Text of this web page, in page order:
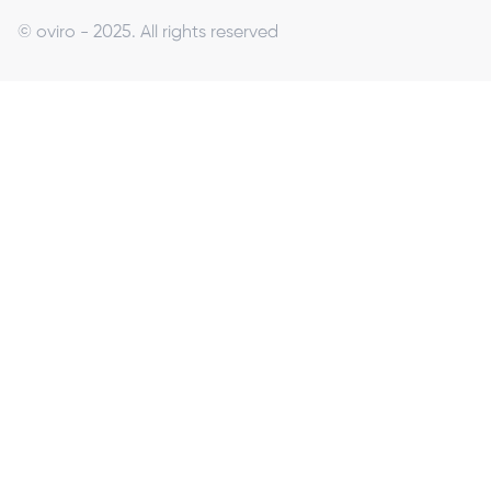
© oviro - 2025. All rights reserved